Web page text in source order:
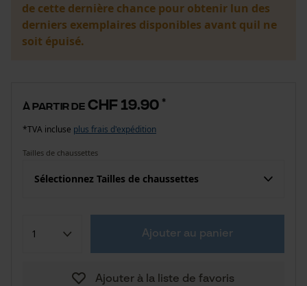
de cette dernière chance pour obtenir lun des
derniers exemplaires disponibles avant quil ne
soit épuisé.
à partir de CHF 19.90 *
*TVA incluse plus frais d'expédition
Tailles de chaussettes
Sélectionnez Tailles de chaussettes
Ajouter au panier
Ajouter à la liste de favoris